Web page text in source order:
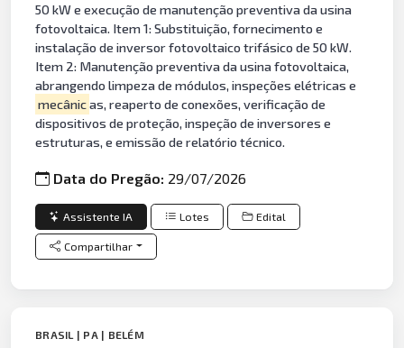
50 kW e execução de manutenção preventiva da usina
fotovoltaica. Item 1: Substituição, fornecimento e
instalação de inversor fotovoltaico trifásico de 50 kW.
Item 2: Manutenção preventiva da usina fotovoltaica,
abrangendo limpeza de módulos, inspeções elétricas e
mecânicas, reaperto de conexões, verificação de
dispositivos de proteção, inspeção de inversores e
estruturas, e emissão de relatório técnico.
Data do Pregão: 29/07/2026
Assistente IA Lotes Edital
Compartilhar
BRASIL | PA | BELÉM